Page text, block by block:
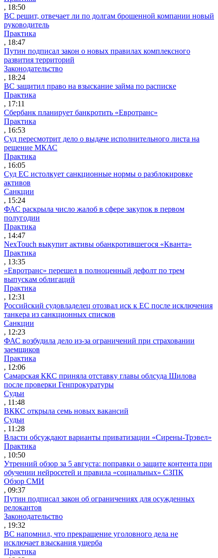
, 18:50
ВС решит, отвечает ли по долгам брошенной компании новый
руководитель
Практика
, 18:47
Путин подписал закон о новых правилах комплексного
развития территорий
Законодательство
, 18:24
ВС защитил право на взыскание займа по расписке
Практика
, 17:11
Сбербанк планирует банкротить «Евротранс»
Практика
, 16:53
Суд пересмотрит дело о выдаче исполнительного листа на
решение МКАС
Практика
, 16:05
Суд ЕС истолкует санкционные нормы о разблокировке
активов
Санкции
, 15:24
ФАС раскрыла число жалоб в сфере закупок в первом
полугодии
Практика
, 14:47
NexTouch выкупит активы обанкротившегося «Кванта»
Практика
, 13:35
«Евротранс» перешел в полноценный дефолт по трем
выпускам облигаций
Практика
, 12:31
Российский судовладелец отозвал иск к ЕС после исключения
танкера из санкционных списков
Санкции
, 12:23
ФАС возбудила дело из-за ограничений при страховании
заемщиков
Практика
, 12:06
Самарская ККС приняла отставку главы облсуда Шилова
после проверки Генпрокуратуры
Судьи
, 11:48
ВККС открыла семь новых вакансий
Судьи
, 11:28
Власти обсуждают варианты приватизации «Сирены-Трэвел»
Практика
, 10:50
Утренний обзор за 5 августа: поправки о защите контента при
обучении нейросетей и правила «социальных» СЗПК
Обзор СМИ
, 09:37
Путин подписал закон об ограничениях для осужденных
релокантов
Законодательство
, 19:32
ВС напомнил, что прекращение уголовного дела не
исключает взыскания ущерба
Практика